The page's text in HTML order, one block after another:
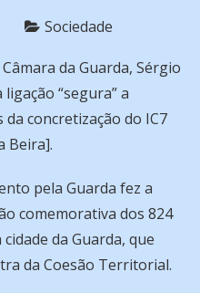
Sociedade
da Guarda, Sérgio
“segura” a
concretização do IC7
Beira].
pela Guarda fez a
comemorativa dos 824
da Guarda, que
da Coesão Territorial.